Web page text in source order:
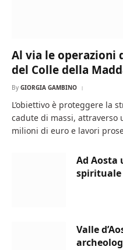
Al via le operazioni
del Colle della
By GIORGIA GAMBINO
L’obiettivo è proteggere la
cadute di massi, attraverso
milioni di euro e lavori
Ad Aosta
spirituale
Valle